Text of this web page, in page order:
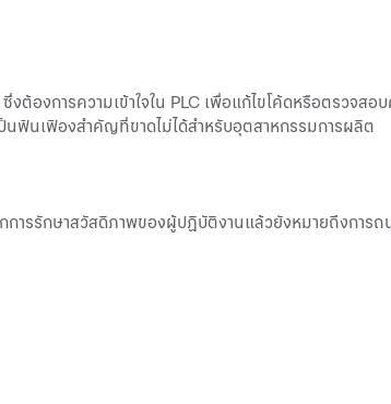
ต้องการความเข้าใจใน PLC เพื่อแก้ไขโค้ดหรือตรวจสอ
นฟันเฟืองสำคัญที่ขาดไม่ได้สำหรับอุตสาหกรรมการผลิต
ารรักษาสวัสดิภาพของผู้ปฏิบัติงานแล้วยังหมายถึงการถ